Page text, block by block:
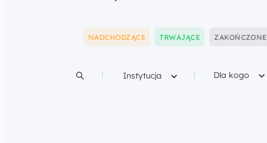
Pokaż
NADCHODZĄCE Pokaż
TRWAJĄCE Pokaż
ZAKOŃCZONE
Filtruj według
Instytucja Filtruj według
Dla kogo